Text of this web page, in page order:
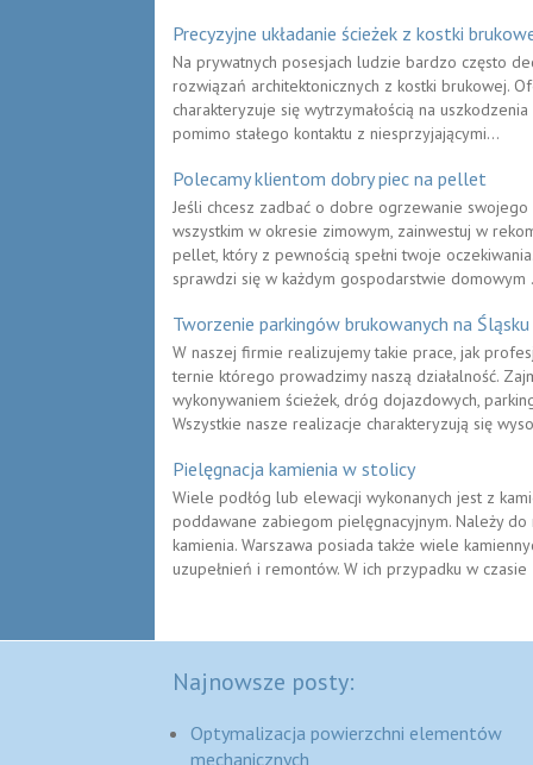
Precyzyjne układanie ścieżek z kostki
Na prywatnych posesjach ludzie bardzo często
rozwiązań architektonicznych z kostki brukowej.
charakteryzuje się wytrzymałością na
pomimo stałego kontaktu z niesprzyjającymi...
Polecamy klientom dobry piec na pellet
Jeśli chcesz zadbać o dobre ogrzewanie
wszystkim w okresie zimowym, zainwestuj w
pellet, który z pewnością spełni twoje
sprawdzi się w każdym gospodarstwie domowym
Tworzenie parkingów brukowanych na Śląsku
W naszej firmie realizujemy takie prace, jak
ternie którego prowadzimy naszą działalność.
wykonywaniem ścieżek, dróg dojazdowych,
Wszystkie nasze realizacje charakteryzują się
Pielęgnacja kamienia w stolicy
Wiele podłóg lub elewacji wykonanych jest z
poddawane zabiegom pielęgnacyjnym. Należy
kamienia. Warszawa posiada także wiele
uzupełnień i remontów. W ich przypadku w
Najnowsze posty:
Optymalizacja powierzchni elementów
mechanicznych